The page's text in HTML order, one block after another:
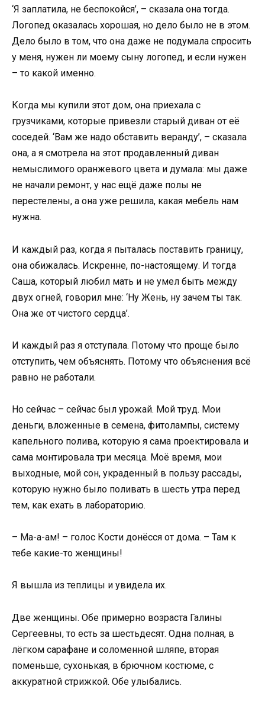
‘Я заплатила, не беспокойся’, – сказала она тогда.
Логопед оказалась хорошая, но дело было не в этом.
Дело было в том, что она даже не подумала спросить
у меня, нужен ли моему сыну логопед, и если нужен
– то какой именно.
Когда мы купили этот дом, она приехала с
грузчиками, которые привезли старый диван от её
соседей. ‘Вам же надо обставить веранду’, – сказала
она, а я смотрела на этот продавленный диван
немыслимого оранжевого цвета и думала: мы даже
не начали ремонт, у нас ещё даже полы не
перестелены, а она уже решила, какая мебель нам
нужна.
И каждый раз, когда я пыталась поставить границу,
она обижалась. Искренне, по-настоящему. И тогда
Саша, который любил мать и не умел быть между
двух огней, говорил мне: ‘Ну Жень, ну зачем ты так.
Она же от чистого сердца’.
И каждый раз я отступала. Потому что проще было
отступить, чем объяснять. Потому что объяснения всё
равно не работали.
Но сейчас – сейчас был урожай. Мой труд. Мои
деньги, вложенные в семена, фитолампы, систему
капельного полива, которую я сама проектировала и
сама монтировала три месяца. Моё время, мои
выходные, мой сон, украденный в пользу рассады,
которую нужно было поливать в шесть утра перед
тем, как ехать в лабораторию.
– Ма-а-ам! – голос Кости донёсся от дома. – Там к
тебе какие-то женщины!
Я вышла из теплицы и увидела их.
Две женщины. Обе примерно возраста Галины
Сергеевны, то есть за шестьдесят. Одна полная, в
лёгком сарафане и соломенной шляпе, вторая
поменьше, сухонькая, в брючном костюме, с
аккуратной стрижкой. Обе улыбались.